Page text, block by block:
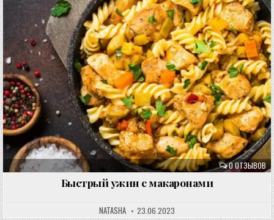
0 ОТЗЫВОВ
Быстрый ужин с макаронами
NATASHA 23.06.2023